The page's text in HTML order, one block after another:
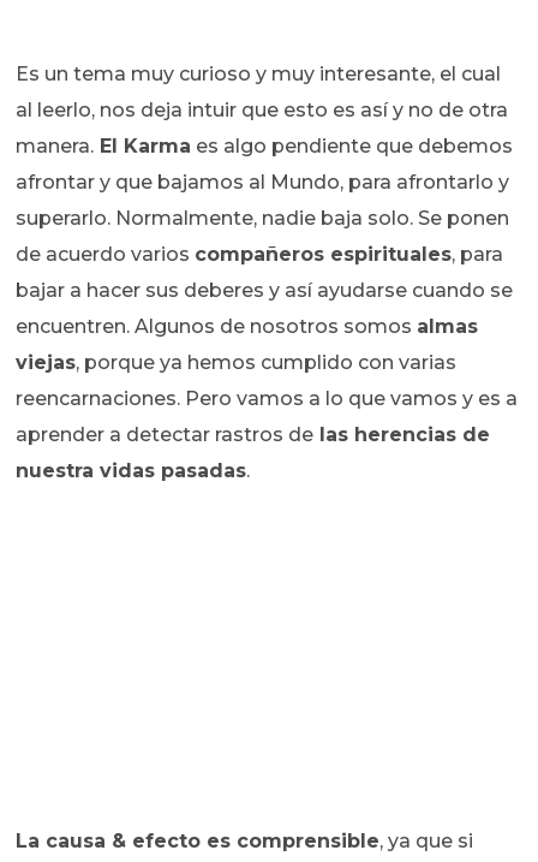
Es un tema muy curioso y muy interesante, el cual
al leerlo, nos deja intuir que esto es así y no de otra
manera. El Karma es algo pendiente que debemos
afrontar y que bajamos al Mundo, para afrontarlo y
superarlo. Normalmente, nadie baja solo. Se ponen
de acuerdo varios compañeros espirituales, para
bajar a hacer sus deberes y así ayudarse cuando se
encuentren. Algunos de nosotros somos almas
viejas, porque ya hemos cumplido con varias
reencarnaciones. Pero vamos a lo que vamos y es a
aprender a detectar rastros de las herencias de
nuestra vidas pasadas.
La causa & efecto es comprensible, ya que si